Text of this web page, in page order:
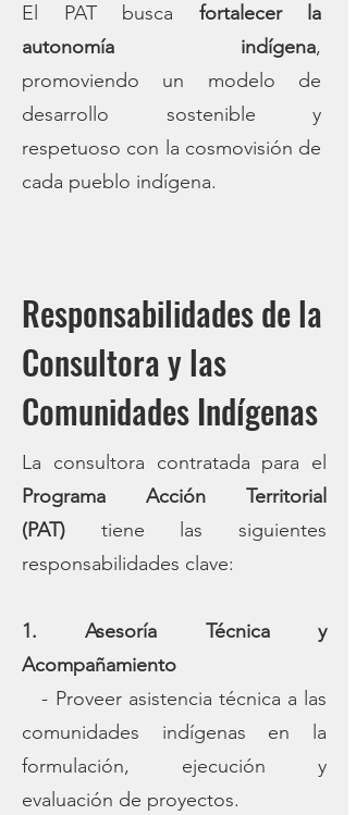
El PAT busca fortalecer la
autonomía indígena,
promoviendo un modelo de
desarrollo sostenible y
respetuoso con la cosmovisión de
cada pueblo indígena.
Responsabilidades de la
Consultora y las
Comunidades Indígenas
La consultora contratada para el
Programa Acción Territorial
(PAT) tiene las siguientes
responsabilidades clave:
1. Asesoría Técnica y
Acompañamiento
- Proveer asistencia técnica a las
comunidades indígenas en la
formulación, ejecución y
evaluación de proyectos.